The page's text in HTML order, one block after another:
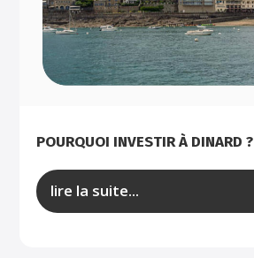
POURQUOI INVESTIR À DINARD ?
lire la suite...